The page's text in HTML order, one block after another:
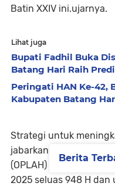
Batin XXIV ini.ujarnya.
Lihat juga
Bupati Fadhil Buka
Batang Hari Raih
Peringati HAN Ke-42,
Kabupaten Batang
Strategi untuk
jabarkan Kadis P3
(OPLAH) tahun 2024
2025 seluas 948 H dan
Berita